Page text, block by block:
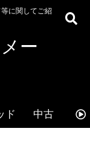
に関してご紹
ー
ド 中古 値